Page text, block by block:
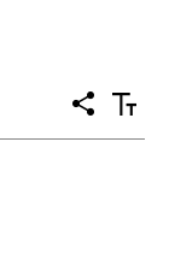
공
유
텍
스